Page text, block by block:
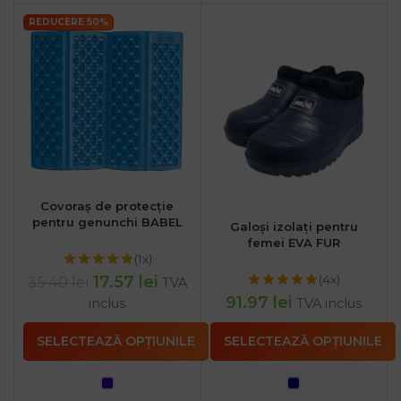
REDUCERE 50%
Covoraș de protecție
pentru genunchi BABEL
(1x)
17.57 lei TVA
inclus
SELECTEAZĂ OPȚIUNILE
Galoși izolați pentru
femei EVA FUR
(4x)
91.97 lei TVA inclus
SELECTEAZĂ OPȚIUNILE